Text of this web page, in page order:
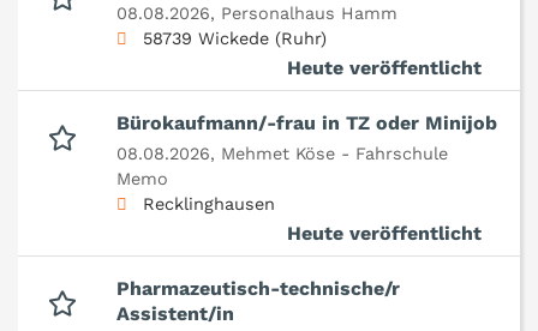
08.08.2026, Personalhaus Hamm
58739 Wickede (Ruhr)
Heute veröffentlicht
Bürokaufmann/-frau in TZ oder Minijob
08.08.2026, Mehmet Köse - Fahrschule
Memo
Recklinghausen
Heute veröffentlicht
Pharmazeutisch-technische/r
Assistent/in